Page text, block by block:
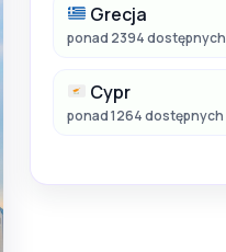
Grecja
ponad 2394 dostępnych
Cypr
ponad 1264 dostępnych